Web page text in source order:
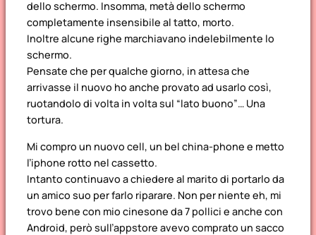
dello schermo. Insomma, metà dello schermo
completamente insensibile al tatto, morto.
Inoltre alcune righe marchiavano indelebilmente lo
schermo.
Pensate che per qualche giorno, in attesa che
arrivasse il nuovo ho anche provato ad usarlo così,
ruotandolo di volta in volta sul “lato buono”… Una
tortura.
Mi compro un nuovo cell, un bel china-phone e metto
l’iphone rotto nel cassetto.
Intanto continuavo a chiedere al marito di portarlo da
un amico suo per farlo riparare. Non per niente eh, mi
trovo bene con mio cinesone da 7 pollici e anche con
Android, però sull’appstore avevo comprato un sacco